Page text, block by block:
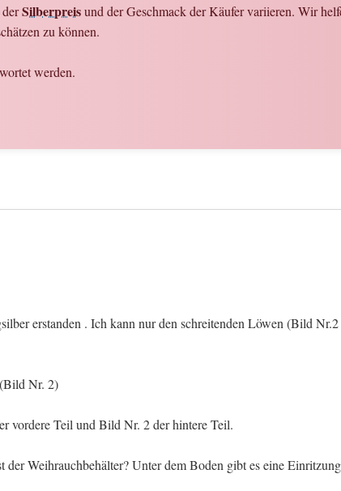
Silberpreisund der Geschmack der Käufer variieren. Wir
zu können.
werden.
erstanden . Ich kann nur den schreitenden Löwen (Bild
Nr. 2)
vordere Teil und Bild Nr. 2 der hintere Teil.
Weihrauchbehälter? Unter dem Boden gibt es eine Einritzung